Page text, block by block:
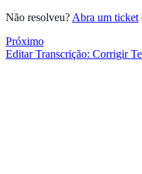
Não resolveu? Abra um ticket
Próximo
Editar Transcrição: Corrigir